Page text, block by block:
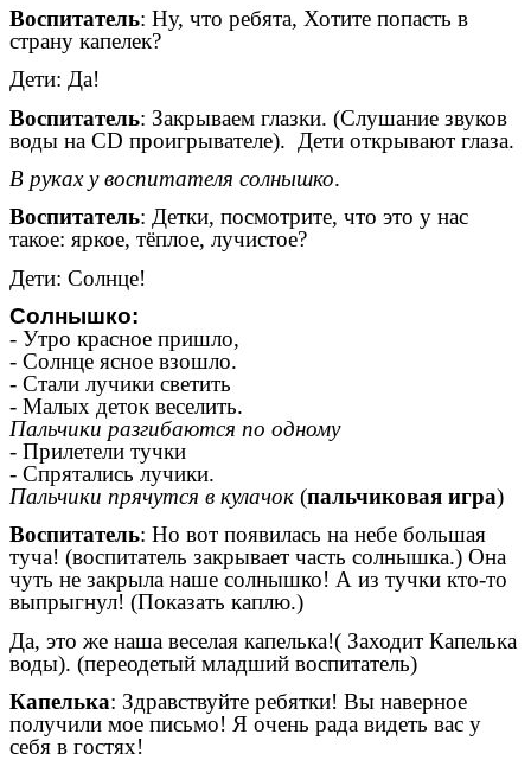
Воспитатель: Ну, что ребята, Хотите попасть в
страну капелек?
Дети: Да!
Воспитатель: Закрываем глазки. (Слушание звуков
воды на CD проигрывателе). Дети открывают глаза.
В руках у воспитателя солнышко.
Воспитатель: Детки, посмотрите, что это у нас
такое: яркое, тёплое, лучистое?
Дети: Солнце!
Солнышко:
- Утро красное пришло,
- Солнце ясное взошло.
- Стали лучики светить
- Малых деток веселить.
Пальчики разгибаются по одному
- Прилетели тучки
- Спрятались лучики.
Пальчики прячутся в кулачок (пальчиковая игра)
Воспитатель: Но вот появилась на небе большая
туча! (воспитатель закрывает часть солнышка.) Она
чуть не закрыла наше солнышко! А из тучки кто-то
выпрыгнул! (Показать каплю.)
Да, это же наша веселая капелька!( Заходит Капелька
воды). (переодетый младший воспитатель)
Капелька: Здравствуйте ребятки! Вы наверное
получили мое письмо! Я очень рада видеть вас у
себя в гостях!